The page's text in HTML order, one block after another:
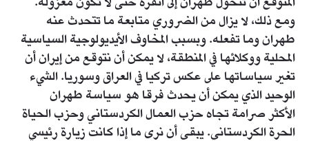
ومع ذلك، لا يزال من الضروري متابعة ما تتحدث عنه
طهران وما تفعله. وبسبب المخاوف الأيديولوجية السياسية
المحلية ووكلائها في المنطقة، لا يمكن أن نتوقع من إيران أن
تغير سياساتها على عكس تركيا في العراق وسوريا. الشيء
الوحيد الذي يمكن أن يحدث فرقا هو سياسة طهران
الأكثر صرامة تجاه حزب العمال الكردستاني وحزب الحياة
الحرة الكردستاني. يبقى أن نرى ما إذا كانت زيارة رئيسي